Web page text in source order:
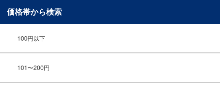
価格帯から検索
100円以下
101〜200円